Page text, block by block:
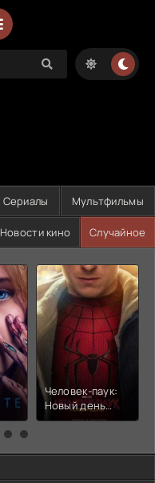
Сериалы Мультфильмы
Новости кино Случайное
Человек-паук:
Новый день
(2026)